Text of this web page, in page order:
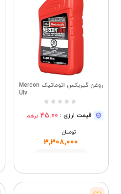
روغن گیربکس اتوماتیک Mercon
Ulv
قیمت ارزی : 45.00 درهم
تومــــــان
3,308,000